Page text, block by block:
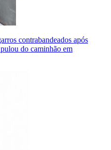
contrabandeados após
do caminhão em